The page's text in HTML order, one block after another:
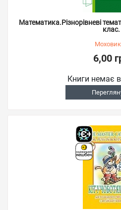
Математика.Різнорівневі
клас.
6,00
Книги немає